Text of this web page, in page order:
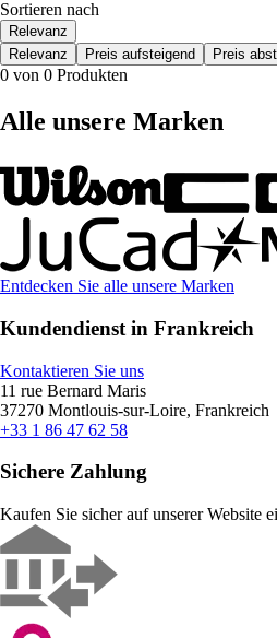
Sortieren nach
Relevanz
Relevanz
Preis aufsteigend Preis
0 von 0 Produkten
Alle unsere Marken
Entdecken Sie alle unsere Marken
Kundendienst in Frankreich
Kontaktieren Sie uns
11 rue Bernard Maris
37270 Montlouis-sur-Loire, Frankreich
+33 1 86 47 62 58
Sichere Zahlung
Kaufen Sie sicher auf unserer Website